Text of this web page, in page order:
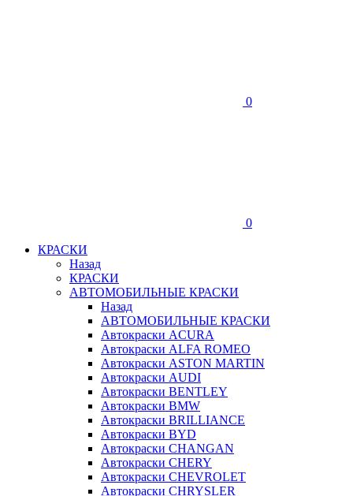
0
0
КРАСКИ
Назад
КРАСКИ
АВТОМОБИЛЬНЫЕ КРАСКИ
Назад
АВТОМОБИЛЬНЫЕ КРАСКИ
Автокраски ACURA
Автокраски ALFA ROMEO
Автокраски ASTON MARTIN
Автокраски AUDI
Автокраски BENTLEY
Автокраски BMW
Автокраски BRILLIANCE
Автокраски BYD
Автокраски CHANGAN
Автокраски CHERY
Автокраски CHEVROLET
Автокраски CHRYSLER